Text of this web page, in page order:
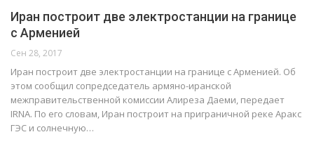
Иран построит две электростанции на границе
с Арменией
Сен 28, 2017
Иран построит две электростанции на границе с Арменией. Об
этом сообщил сопредседатель армяно-иранской
межправительственной комиссии Алиреза Даеми, передает
IRNA. По его словам, Иран построит на приграничной реке Аракс
ГЭС и солнечную…